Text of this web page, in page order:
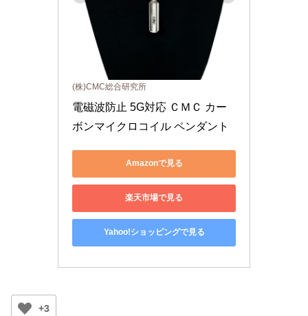
(株)CMC総合研究所
電磁波防止 5G対応 ＣＭＣ カー
ボンマイクロコイル ペンダント
Amazonで見る
楽天市場で見る
Yahoo!ショッピングで見る
+3